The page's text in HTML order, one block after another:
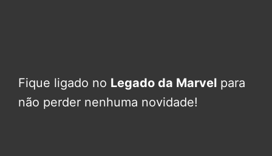
Fique ligado no Legado da Marvel para
não perder nenhuma novidade!